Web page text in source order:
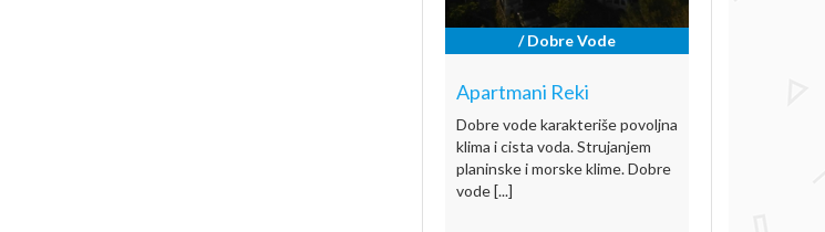
/ Dobre Vode
Apartmani Reki
Dobre vode karakteriše povoljna
klima i cista voda. Strujanjem
planinske i morske klime. Dobre
vode [...]